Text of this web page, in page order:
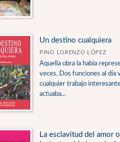
Un destino cualquiera
PINO LORENZO LÓPEZ
Aquella obra la había
veces. Dos funciones al día
cualquier trabajo
actuaba...
La esclavitud del amor